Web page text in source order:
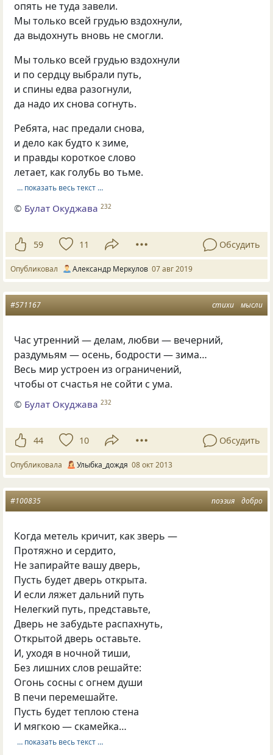
опять не туда завели.
Мы только всей грудью вздохнули,
да выдохнуть вновь не смогли.
Мы только всей грудью вздохнули
и по сердцу выбрали путь,
и спины едва разогнули,
да надо их снова согнуть.
Ребята, нас предали снова,
и дело как будто к зиме,
и правды короткое слово
летает, как голубь во тьме.
… показать весь текст …
© Булат Окуджава 232
59 11 Обсудить
Опубликовал Александр Меркулов 07 авг 2019
стихи мысли
#571167
Час утренний — делам, любви — вечерний,
раздумьям — осень, бодрости — зима…
Весь мир устроен из ограничений,
чтобы от счастья не сойти с ума.
© Булат Окуджава 232
44 10 Обсудить
Опубликовала Улыбка_дождя 08 окт 2013
поэзия добро
#100835
Когда метель кричит, как зверь —
Протяжно и сердито,
Не запирайте вашу дверь,
Пусть будет дверь открыта.
И если ляжет дальний путь
Нелегкий путь, представьте,
Дверь не забудьте распахнуть,
Открытой дверь оставьте.
И, уходя в ночной тиши,
Без лишних слов решайте:
Огонь сосны с огнем души
В печи перемешайте.
Пусть будет теплою стена
И мягкою — скамейка…
… показать весь текст …